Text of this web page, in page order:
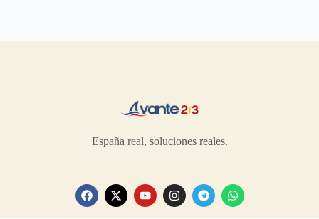
España real, soluciones reales.